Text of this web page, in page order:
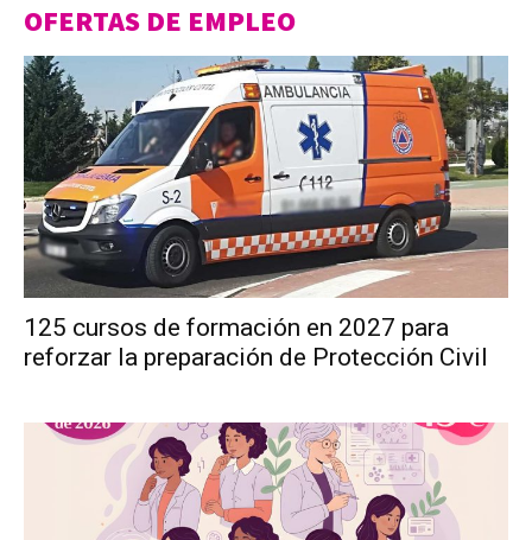
OFERTAS DE EMPLEO
125 cursos de formación en 2027 para
reforzar la preparación de Protección Civil